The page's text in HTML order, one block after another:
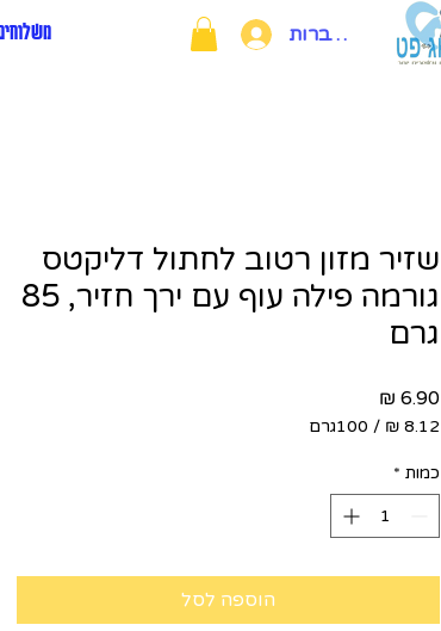
משלוחים להתחברות
שזיר מזון רטוב לחתול דליקטס
גורמה פילה עוף עם ירך חזיר, 85
גרם
/ 100גרם
לכל
100
כמות *
הוספה לסל